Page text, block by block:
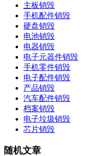
主板销毁
手机配件销毁
硬盘销毁
电池销毁
电器销毁
电子元器件销毁
手机零件销毁
电子配件销毁
产品销毁
汽车配件销毁
档案销毁
电子垃圾销毁
芯片销毁
随机文章